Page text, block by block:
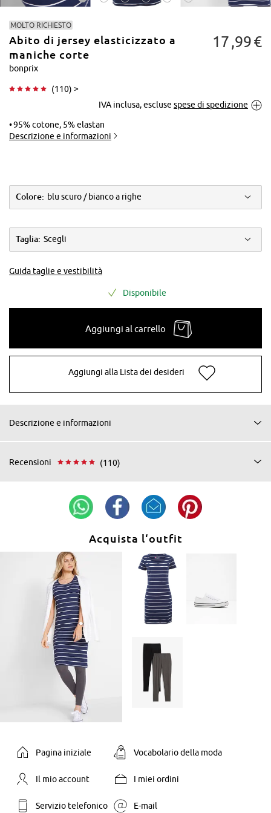
ingrandire
MOLTO RICHIESTO
Abito di jersey elasticizzato a
maniche corte
bonprix
(110) >
17 99€
IVA inclusa, escluse spese di spedizione
95% cotone, 5% elastan
Descrizione e informazioni
Colore: blu scuro / bianco a righe
Taglia: Scegli
Guida taglie e vestibilità
Disponibile
Aggiungi al carrello
Aggiungi alla Lista dei desideri
Descrizione e informazioni
Recensioni (110)
Acquista l‘outfit
Pagina iniziale Vocabolario della moda
Il mio account I miei ordini
Servizio telefonico E-mail